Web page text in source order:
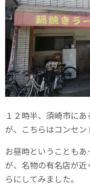
１２時半、須崎市に
が、こちらはコンセン
お昼時ということも
が、名物の有名店が
らにしてみました。